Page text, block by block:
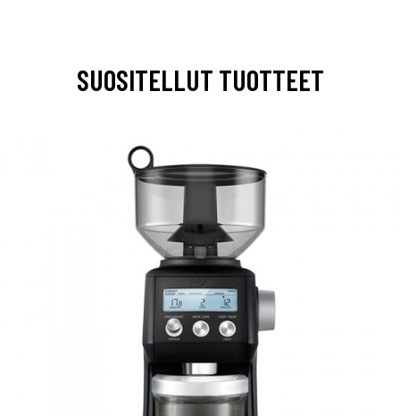
SUOSITELLUT TUOTTEET